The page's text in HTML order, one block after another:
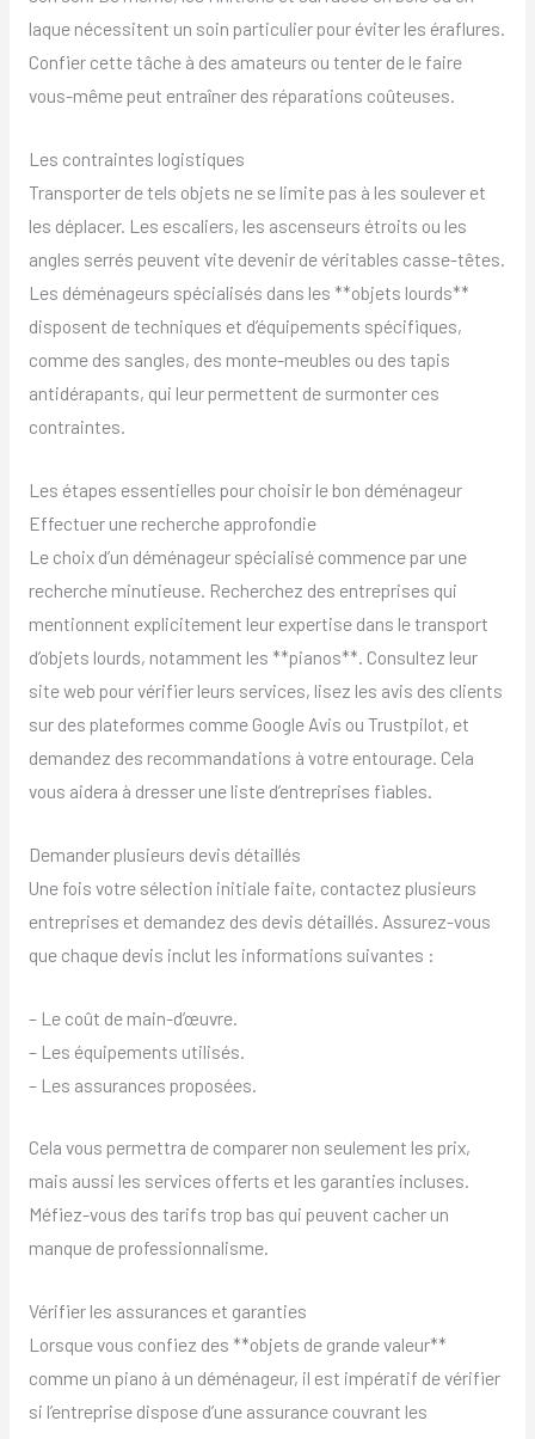
laque nécessitent un soin particulier pour éviter les éraflures.
Confier cette tâche à des amateurs ou tenter de le faire
vous-même peut entraîner des réparations coûteuses.
Les contraintes logistiques
Transporter de tels objets ne se limite pas à les soulever et
les déplacer. Les escaliers, les ascenseurs étroits ou les
angles serrés peuvent vite devenir de véritables casse-têtes.
Les déménageurs spécialisés dans les **objets lourds**
disposent de techniques et d’équipements spécifiques,
comme des sangles, des monte-meubles ou des tapis
antidérapants, qui leur permettent de surmonter ces
contraintes.
Les étapes essentielles pour choisir le bon déménageur
Effectuer une recherche approfondie
Le choix d’un déménageur spécialisé commence par une
recherche minutieuse. Recherchez des entreprises qui
mentionnent explicitement leur expertise dans le transport
d’objets lourds, notamment les **pianos**. Consultez leur
site web pour vérifier leurs services, lisez les avis des clients
sur des plateformes comme Google Avis ou Trustpilot, et
demandez des recommandations à votre entourage. Cela
vous aidera à dresser une liste d’entreprises fiables.
Demander plusieurs devis détaillés
Une fois votre sélection initiale faite, contactez plusieurs
entreprises et demandez des devis détaillés. Assurez-vous
que chaque devis inclut les informations suivantes :
– Le coût de main-d’œuvre.
– Les équipements utilisés.
– Les assurances proposées.
Cela vous permettra de comparer non seulement les prix,
mais aussi les services offerts et les garanties incluses.
Méfiez-vous des tarifs trop bas qui peuvent cacher un
manque de professionnalisme.
Vérifier les assurances et garanties
Lorsque vous confiez des **objets de grande valeur**
comme un piano à un déménageur, il est impératif de vérifier
si l’entreprise dispose d’une assurance couvrant les